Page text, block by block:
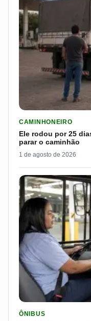
CAMINHONEIRO
Ele rodou por 25
parar o caminhão
1 de agosto de 2026
ÔNIBUS